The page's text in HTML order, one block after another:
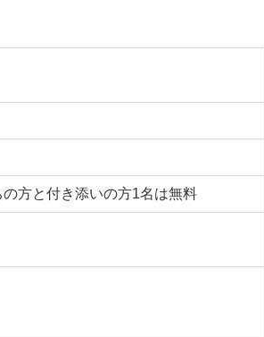
方と付き添いの方1名は無料